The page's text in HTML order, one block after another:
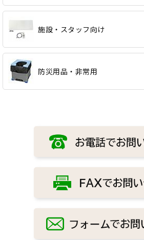
施設・スタッフ向け
防災用品・非常用